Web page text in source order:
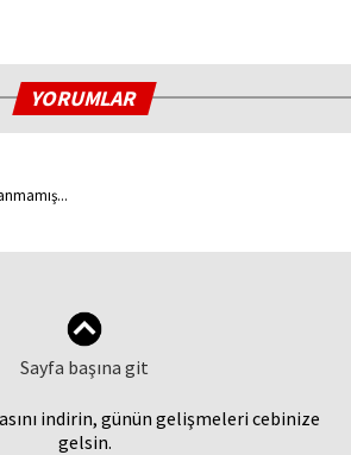
YORUMLAR
Sayfa başına git
indirin, günün gelişmeleri cebinize
gelsin.